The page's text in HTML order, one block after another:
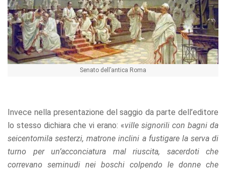
Senato dell’antica Roma
Invece nella presentazione del saggio da parte dell’editore
lo stesso dichiara che vi erano: «ville signorili con bagni da
seicentomila sesterzi, matrone inclini a fustigare la serva di
turno per un’acconciatura mal riuscita, sacerdoti che
correvano seminudi nei boschi colpendo le donne che